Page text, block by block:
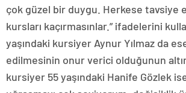
çok güzel bir duygu. Herkese tavsiye
kursları kaçırmasınlar.” ifadelerini
yaşındaki kursiyer Aynur Yılmaz da
edilmesinin onur verici olduğunun
kursiyer 55 yaşındaki Hanife Gözlek